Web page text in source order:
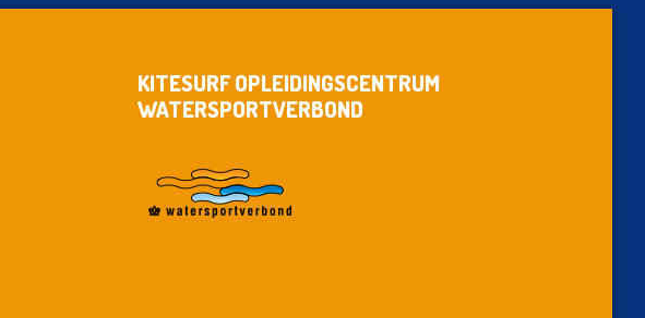
KITESURF OPLEIDINGSCENTRUM
WATERSPORTVERBOND